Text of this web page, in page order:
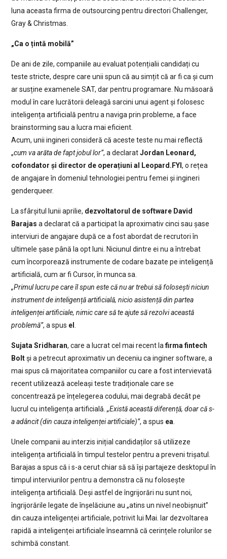
luna aceasta firma de outsourcing pentru directori Challenger,
Gray & Christmas.
„Ca o țintă mobilă”
De ani de zile, companiile au evaluat potențialii candidați cu
teste stricte, despre care unii spun că au simțit că ar fi ca și cum
ar susține examenele SAT, dar pentru programare. Nu măsoară
modul în care lucrătorii deleagă sarcini unui agent și folosesc
inteligența artificială pentru a naviga prin probleme, a face
brainstorming sau a lucra mai eficient.
Acum, unii ingineri consideră că aceste teste nu mai reflectă
„cum va arăta de fapt jobul lor”, a declaratJordan Leonard,
cofondator și director de operațiuni al
Leopard.FYI , o rețea
de angajare în domeniul tehnologiei pentru femei și ingineri
genderqueer.
La sfârșitul lunii aprilie, dezvoltatorul de software David
Barajas a declarat că a participat la aproximativ cinci sau șase
interviuri de angajare după ce a fost abordat de recrutori în
ultimele șase până la opt luni. Niciunul dintre ei nu a întrebat
cum încorporează instrumente de codare bazate pe inteligență
artificială, cum ar fi Cursor, în munca sa.
„Primul lucru pe care îl spun este că nu ar trebui să folosești niciun
instrument de inteligență artificială, nicio asistență din partea
inteligenței artificiale, nimic care să te ajute să rezolvi această
problemă”, a spus el
Sujata Sridharan, care a lucrat cel mai recent la firma fintech
Boltși a petrecut aproximativ un deceniu ca inginer software, a
mai spus că majoritatea companiilor cu care a fost intervievată
recent utilizează aceleași teste tradiționale care se
concentrează pe înțelegerea codului, mai degrabă decât pe
lucrul cu inteligența artificială. „Există această diferență, doar că s-
a adâncit (din cauza inteligenței artificiale)”, a spus ea
Unele companii au interzis inițial candidaților să utilizeze
inteligența artificială în timpul testelor pentru a preveni trișatul.
Barajas a spus că i s-a cerut chiar să să își partajeze desktopul în
timpul interviurilor pentru a demonstra că nu folosește
inteligența artificială. Deși astfel de îngrijorări nu sunt noi,
îngrijorările legate de înșelăciune au „atins un nivel neobișnuit”
din cauza inteligenței artificiale, potrivit lui Mai. Iar dezvoltarea
rapidă a inteligenței artificiale înseamnă că cerințele rolurilor se
schimbă constant.